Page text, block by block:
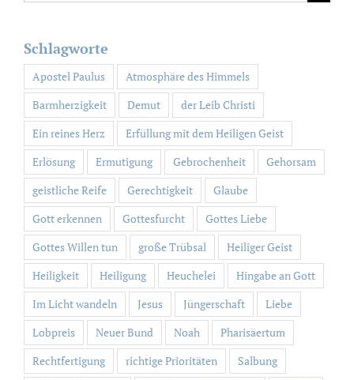
nach:
Schlagworte
Apostel Paulus
Atmosphäre des Himmels
Barmherzigkeit
Demut
der Leib Christi
Ein reines Herz
Erfüllung mit dem Heiligen Geist
Erlösung
Ermutigung Gebrochenheit
Gehorsam
geistliche Reife
Gerechtigkeit
Glaube
Gott erkennen
Gottesfurcht
Gottes Liebe
Gottes Willen tun
große Trübsal
Heiliger Geist
Heiligkeit
Heiligung Heuchelei
Hingabe an Gott
Im Licht wandeln
Jesus Jüngerschaft
Liebe
Lobpreis
Neuer Bund Noah
Pharisäertum
Rechtfertigung
richtige Prioritäten
Salbung